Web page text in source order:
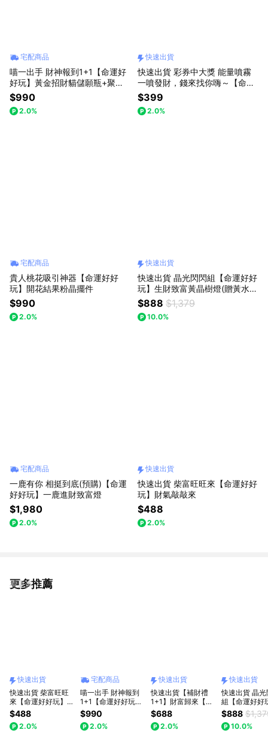
宅配商品
喵一出手 財神報到1+1【命運好
好玩】黃金招財貓儲願瓶+聚財
加倍財神心咒墊(內含元寶+金條
+花生)
$990
2.0%
快速出貨
快速出貨 彩券中大獎 能量噴霧
一噴發財，錢來找你嗨～【命運
好好玩】黃水晶精萃•招財結界
噴霧(李玉珮老師推薦)
$399
2.0%
宅配商品
貴人桃花吸引神器【命運好好
玩】開花結果粉晶擺件
$990
2.0%
快速出貨
快速出貨 晶光閃閃組【命運好好
玩】生財致富黃晶樹燈(贈黃水晶
精萃•檀木金箔沐浴乳)(line禮物
獨家)(收禮者可任選3款擇一)
$888 $1,379
10.0%
宅配商品
一鹿有你 相挺到底(預購)【命運
好好玩】一鹿進財致富燈
$1,980
2.0%
快速出貨
快速出貨 柴富旺旺來【命運好好
玩】財氣敲敲來
$488
2.0%
更多推薦
看更多
快速出貨
快速出貨 柴富旺旺
來【命運好好玩】財
氣敲敲來
$488
2.0%
宅配商品
喵一出手 財神報到
1+1【命運好好玩】
黃金招財貓儲願瓶
+聚財加倍財神心咒
墊(內含元寶+金條
$990
2.0%
快速出貨
快速出貨【補財禮
1+1】財富歸來【命
運好好玩】金錢龜來
聚寶鎮 (內附36顆小
元寶)(可加購馬上有
$688
2.0%
快速出貨
快速出貨 晶光
組【命運好好
財致富黃晶樹
黃水晶精萃•
箔沐浴乳
$888
10.0%